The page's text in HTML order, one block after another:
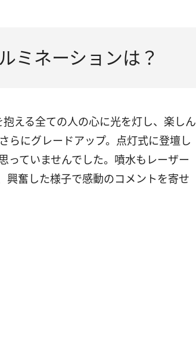
ミネーションは？
える全ての⼈の心に光を灯し、楽しん
らにグレードアップ。点灯式に登壇し
っていませんでした。噴⽔もレーザー
興奮した様子で感動のコメントを寄せ